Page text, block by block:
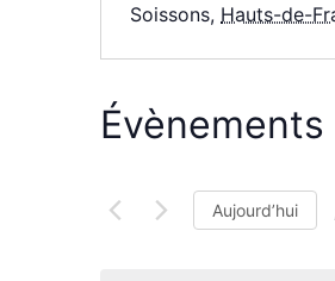
Soissons, Hauts-de-
Aujourd’hui